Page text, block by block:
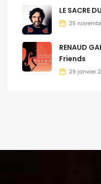
LE SACRE
25
RENAUD
Friends
29 janvier